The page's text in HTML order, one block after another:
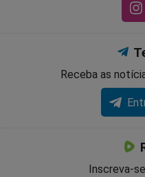
Receba as
Inscreva-